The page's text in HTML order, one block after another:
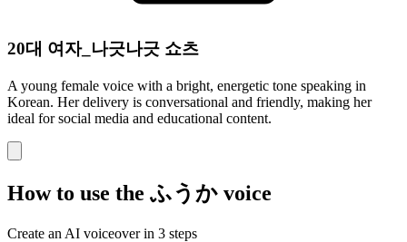
20대 여자_나긋나긋 쇼츠
A young female voice with a bright, energetic tone speaking in
Korean. Her delivery is conversational and friendly, making her
ideal for social media and educational content.
How to use the ふうか voice
Create an AI voiceover in 3 steps